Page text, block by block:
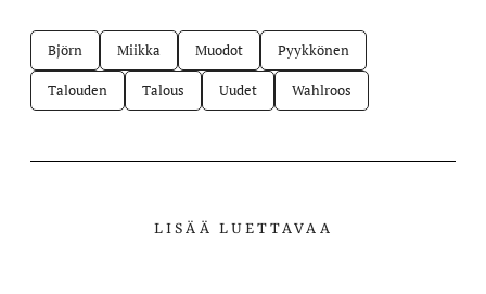
Björn Miikka Muodot Pyykkönen
Talouden Talous Uudet Wahlroos
LISÄÄ LUETTAVAA